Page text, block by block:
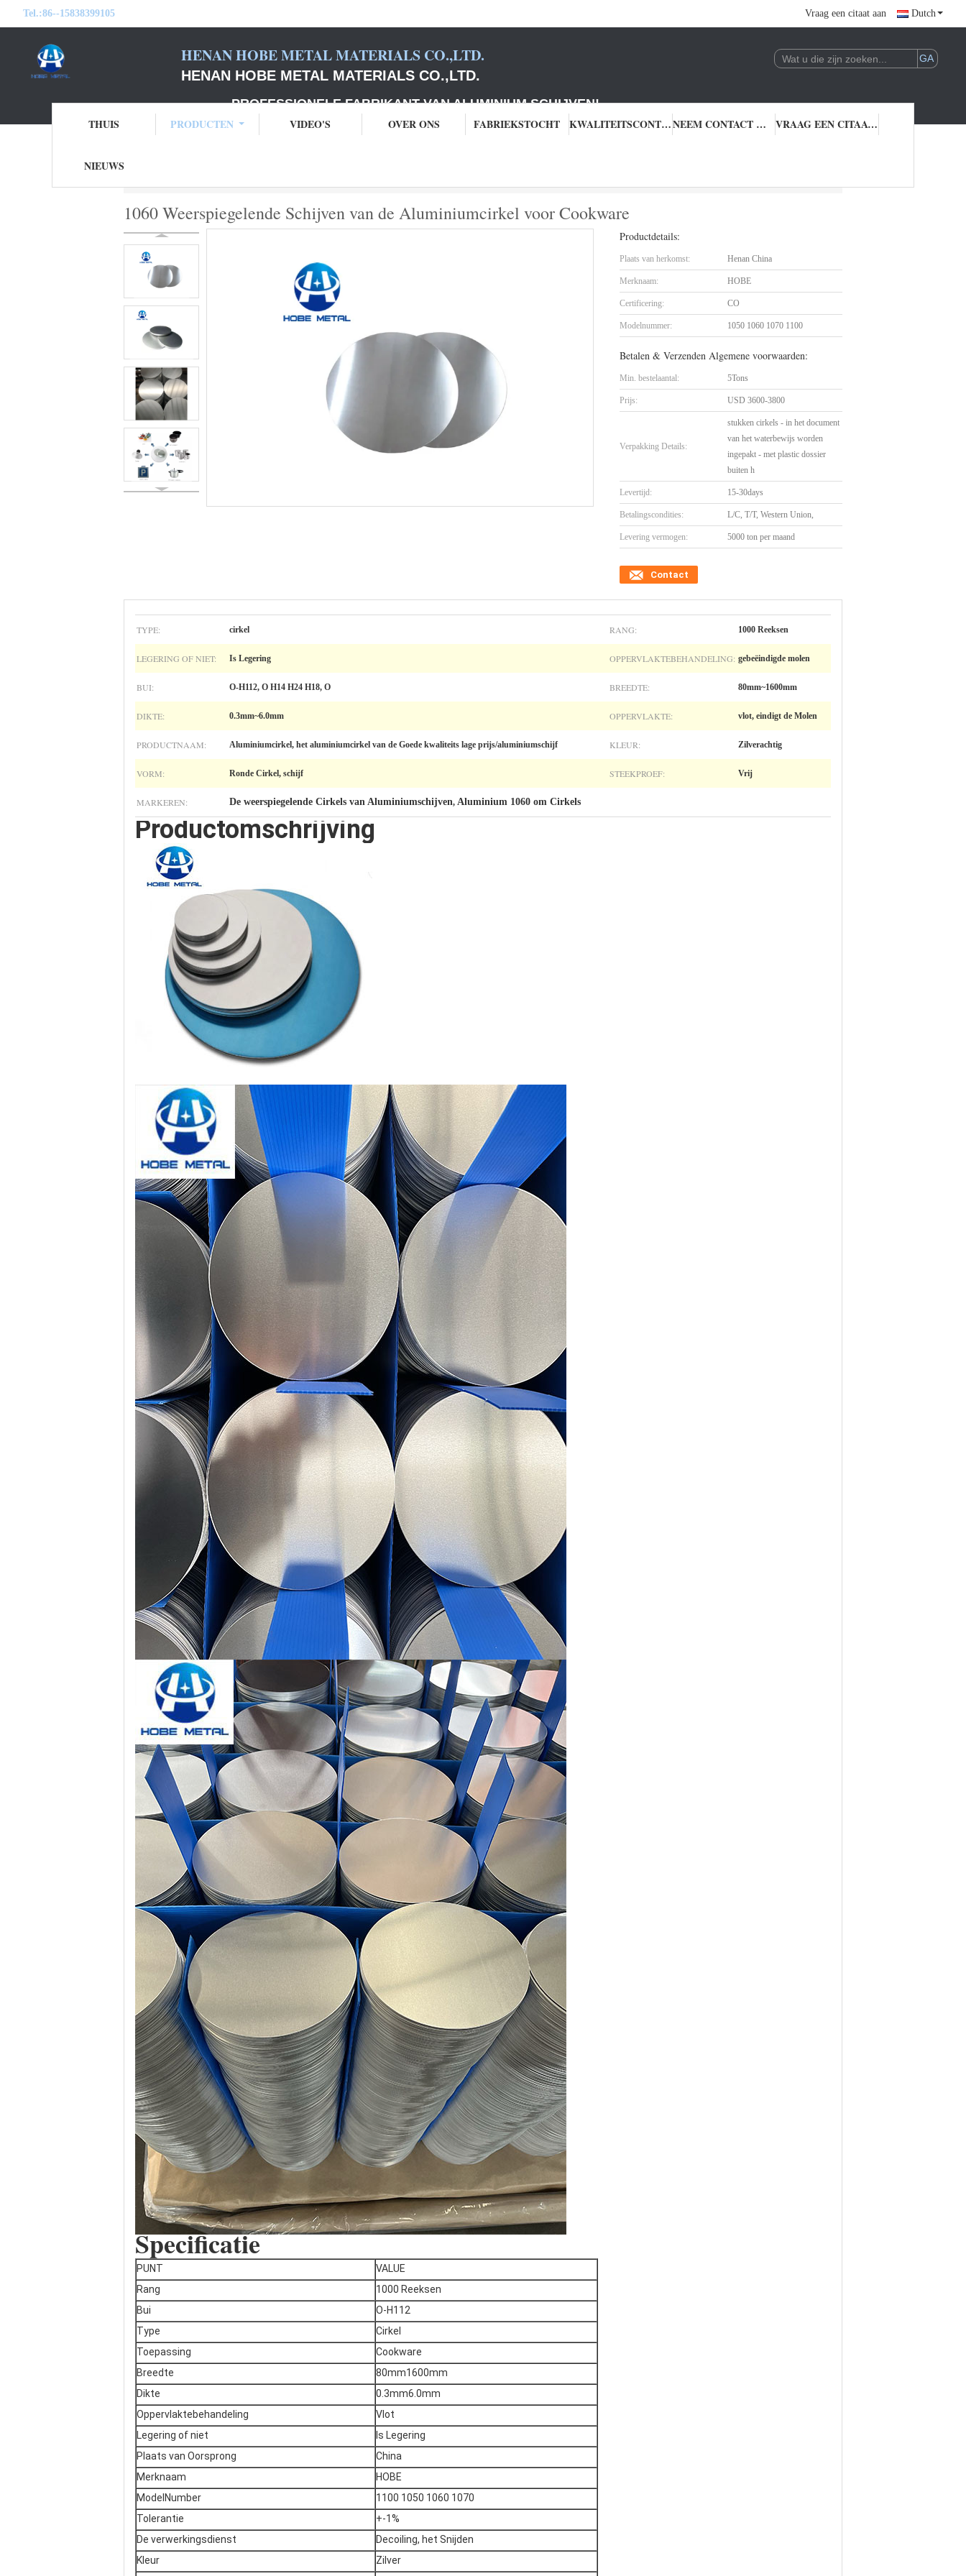
Tel.:86--15838399105 Vraag een citaat aan Dutch
HENAN HOBE METAL MATERIALS CO.,LTD.
HENAN HOBE METAL MATERIALS CO.,LTD.
PROFESSIONELE FABRIKANT VAN ALUMINIUM SCHIJVEN!
THUIS PRODUCTEN VIDEO'S OVER ONS FABRIEKSTOCHT KWALITEITSCONTROLE NEEM CONTACT MET ONS OP VRAAG EEN CITAAT AAN
NIEUWS
1060 Weerspiegelende Schijven van de Aluminiumcirkel voor Cookware
Productdetails:
Plaats van herkomst: Henan China
Merknaam: HOBE
Certificering: CO
Modelnummer: 1050 1060 1070 1100
Betalen & Verzenden Algemene voorwaarden:
Min. bestelaantal: 5Tons
Prijs: USD 3600-3800
Verpakking Details:
stukken cirkels - in het document
van het waterbewijs worden
ingepakt - met plastic dossier
buiten h
Levertijd: 15-30days
Betalingscondities: L/C, T/T, Western Union,
Levering vermogen: 5000 ton per maand
Contact
TYPE: cirkel RANG: 1000 Reeksen
LEGERING OF NIET: Is Legering OPPERVLAKTEBEHANDELING: gebeëindigde molen
BUI: O-H112, O H14 H24 H18, O BREEDTE: 80mm~1600mm
DIKTE: 0.3mm~6.0mm OPPERVLAKTE: vlot, eindigt de Molen
PRODUCTNAAM: Aluminiumcirkel, het aluminiumcirkel van de Goede kwaliteits lage prijs/aluminiumschijf KLEUR: Zilverachtig
VORM: Ronde Cirkel, schijf STEEKPROEF: Vrij
MARKEREN: De weerspiegelende Cirkels van Aluminiumschijven, Aluminium 1060 om Cirkels
Productomschrijving
Specificatie
PUNT
VALUE
Rang
1000 Reeksen
Bui
O-H112
Type
Cirkel
Toepassing
Cookware
Breedte
80mm1600mm
Dikte
0.3mm6.0mm
Oppervlaktebehandeling
Vlot
Legering of niet
Is Legering
Plaats van Oorsprong
China
Merknaam
HOBE
ModelNumber
1100 1050 1060 1070
Tolerantie
+-1%
De verwerkingsdienst
Decoiling, het Snijden
Kleur
Zilver